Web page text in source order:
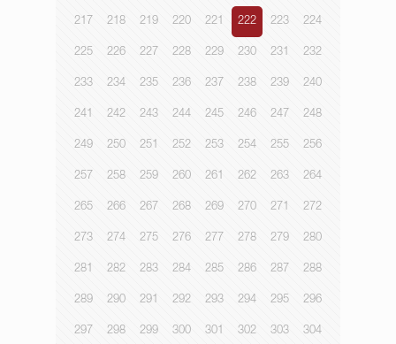
217 218 219 220 221 222 223 224
225 226 227 228 229 230 231 232
233 234 235 236 237 238 239 240
241 242 243 244 245 246 247 248
249 250 251 252 253 254 255 256
257 258 259 260 261 262 263 264
265 266 267 268 269 270 271 272
273 274 275 276 277 278 279 280
281 282 283 284 285 286 287 288
289 290 291 292 293 294 295 296
297 298 299 300 301 302 303 304